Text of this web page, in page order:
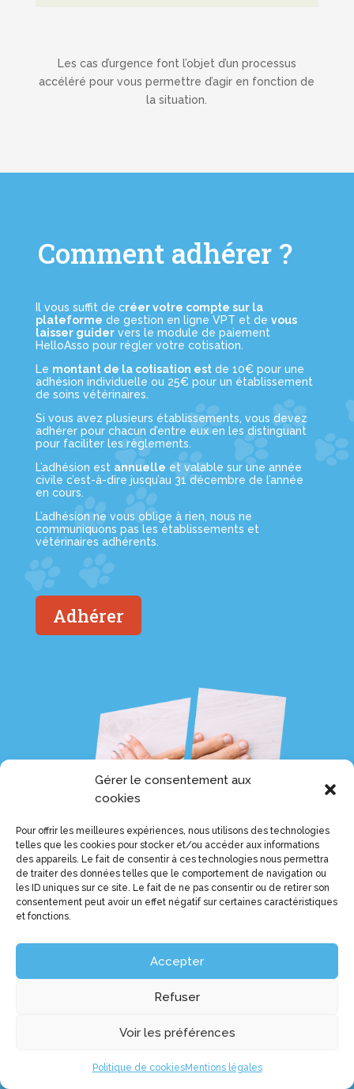
Gérer le consentement aux
cookies
Pour offrir les meilleures expériences, nous utilisons des technologies
telles que les cookies pour stocker et/ou accéder aux informations
des appareils. Le fait de consentir à ces technologies nous permettra
de traiter des données telles que le comportement de navigation ou
les ID uniques sur ce site. Le fait de ne pas consentir ou de retirer son
consentement peut avoir un effet négatif sur certaines caractéristiques
et fonctions.
Accepter
Refuser
Voir les préférences
Politique de cookiesMentions légales
Les cas d’urgence font l’objet d’un processus
accéléré pour vous permettre d’agir en fonction de
la situation.
Comment adhérer ?
Il vous suffit de créer votre compte sur la
plateforme de gestion en ligne VPT et de vous
laisser guidervers le module de paiement
HelloAsso pour régler votre cotisation.
Le montant de la cotisation estde 10€ pour une
adhésion individuelle ou 25€ pour un établissement
de soins vétérinaires.
Si vous avez plusieurs établissements, vous devez
adhérer pour chacun d’entre eux en les distinguant
pour faciliter les règlements.
L’adhésion est annuelle et valable sur une année
civile c’est-à-dire jusqu’au 31 décembre de l’année
en cours.
L’adhésion ne vous oblige à rien, nous ne
communiquons pas les établissements et
vétérinaires adhérents.
Adhérer